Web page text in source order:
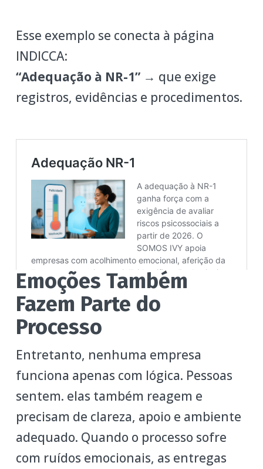
Esse exemplo se conecta à página
INDICCA:
“Adequação à NR-1”→ que exige
registros, evidências e procedimentos.
Emoções Também
Fazem Parte do
Processo
Entretanto, nenhuma empresa
funciona apenas com lógica. Pessoas
sentem. elas também reagem e
precisam de clareza, apoio e ambiente
adequado. Quando o processo sofre
com ruídos emocionais, as entregas